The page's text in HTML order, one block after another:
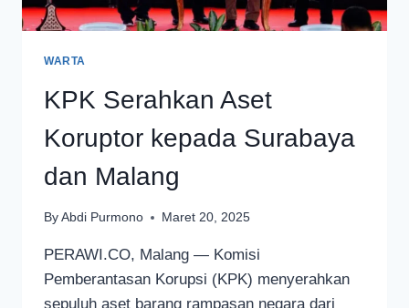
WARTA
KPK Serahkan Aset
Koruptor kepada Surabaya
dan Malang
By Abdi Purmono Maret 20, 2025
PERAWI.CO, Malang — Komisi
Pemberantasan Korupsi (KPK) menyerahkan
sepuluh aset barang rampasan negara dari